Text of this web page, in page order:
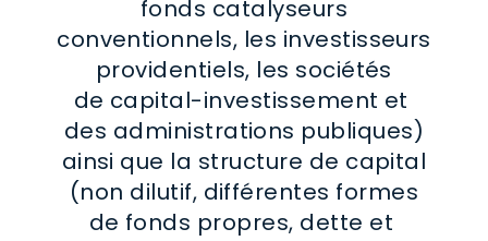
fonds catalyseurs
conventionnels, les investisseurs
providentiels, les sociétés
de capital-investissement et
des administrations publiques)
ainsi que la structure de capital
(non dilutif, différentes formes
de fonds propres, dette et